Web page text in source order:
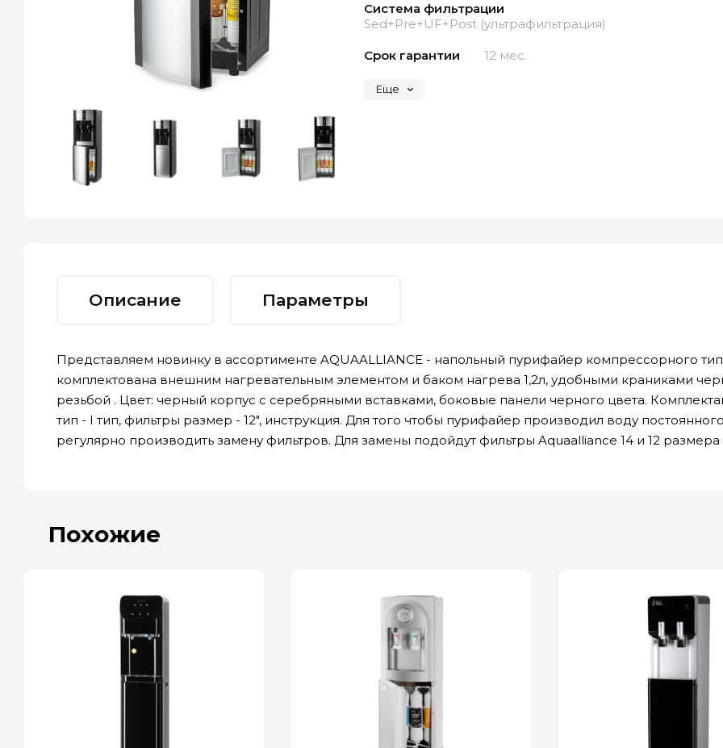
Система фильтрации
Sed+Pre+UF+Post (ультрафильтрация)
Срок гарантии 12 мес.
Еще
Описание Параметры
Представляем новинку в ассортименте AQUAALLIANCE - напольный пурифайер компрессорного
комплектована внешним нагревательным элементом и баком нагрева 1,2л, удобными краниками
резьбой . Цвет: черный корпус с серебряными вставками, боковые панели черного цвета.
тип - I тип, фильтры размер - 12", инструкция. Для того чтобы пурифайер производил воду
регулярно производить замену фильтров. Для замены подойдут фильтры Aquaalliance 14 и 12
Похожие